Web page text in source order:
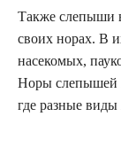
Также слепыши
своих норах. В
насекомых,
Норы слепышей
где разные